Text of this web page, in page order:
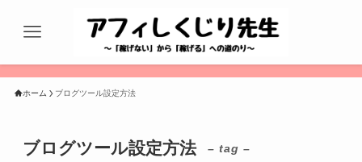
ホーム ブログツール設定方法
ブログツール設定方法 – tag –